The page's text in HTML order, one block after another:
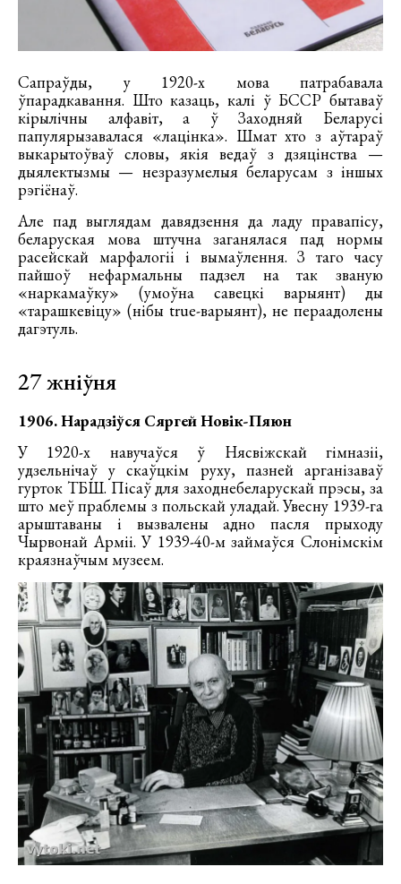
Сапраўды, у 1920-х мова патрабавала
ўпарадкавання. Што казаць, калі ў БССР бытаваў
кірылічны алфавіт, а ў Заходняй Беларусі
папулярызавалася «лацінка». Шмат хто з аўтараў
выкарытоўваў словы, якія ведаў з дзяцінства —
дыялектызмы — незразумелыя беларусам з іншых
рэгіёнаў.
Але пад выглядам давядзення да ладу правапісу,
беларуская мова штучна заганялася пад нормы
расейскай марфалогіі і вымаўлення. З таго часу
пайшоў нефармальны падзел на так званую
«наркамаўку» (умоўна савецкі варыянт) ды
«тарашкевіцу» (нібы true-варыянт), не пераадолены
дагэтуль.
27 жніўня
1906. Нарадзіўся Сяргей Новік-Пяюн
У 1920-х навучаўся ў Нясвіжскай гімназіі,
удзельнічаў у скаўцкім руху, пазней арганізаваў
гурток ТБШ. Пісаў для заходнебеларускай прэсы, за
што меў праблемы з польскай уладай. Увесну 1939-га
арыштаваны і вызвалены адно пасля прыходу
Чырвонай Арміі. У 1939-40-м займаўся Слонімскім
краязнаўчым музеем.